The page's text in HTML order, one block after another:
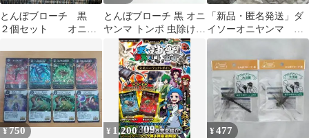
とんぼブローチ 黒
２個セット オニヤ
とんぼブローチ 黒 オニ
ヤンマ トンボ 虫除け
２個 セット
「新品・匿名発送」ダ
イソーオニヤンマ と
んぼブローチ 黒 5個
¥750 ¥ 1,200 ¥477